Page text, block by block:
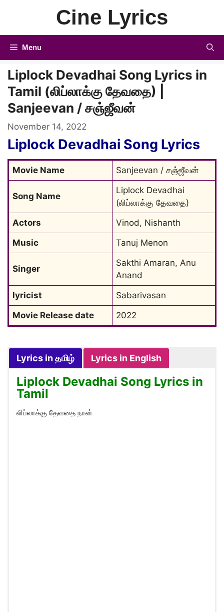
Cine Lyrics
Menu
Liplock Devadhai Song Lyrics in
Tamil (லிப்லாக்கு தேவதை) |
Sanjeevan / சஞ்ஜீவன்
November 14, 2022
Liplock Devadhai Song Lyrics
Movie Name Sanjeevan / சஞ்ஜீவன்
Song Name
Liplock Devadhai
(லிப்லாக்கு தேவதை)
Actors
Vinod, Nishanth
Music
Tanuj Menon
Singer
Sakthi Amaran, Anu
Anand
lyricist
Sabarivasan
Movie Release date
2022
Lyrics in தமிழ் Lyrics in English
Liplock Devadhai Song Lyrics in
Tamil
லிப்லாக்கு தேவதை நான்